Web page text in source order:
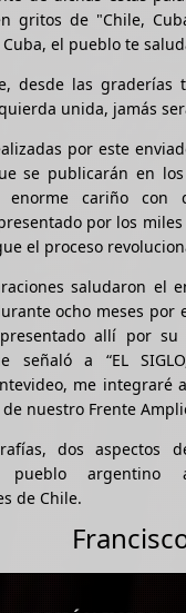
gritos de "Chile,
el pueblo te
desde las graderías
unida, jamás
por este
se publicarán en
enorme cariño con
por los miles
el proceso
saludaron el
ocho meses por
allí por su
señaló a “EL
me integraré
nuestro Frente
dos aspectos
argentino
de Chile.